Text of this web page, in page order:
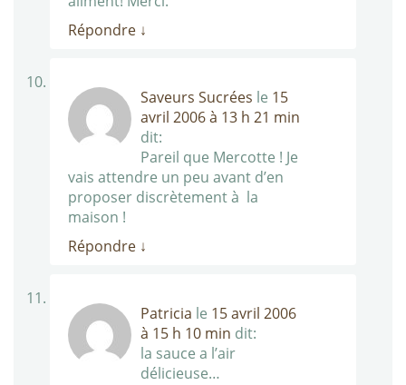
Répondre ↓
Saveurs Sucrées le 15
avril 2006 à 13 h 21 min
dit:
Pareil que Mercotte ! Je
vais attendre un peu avant d’en
proposer discrètement à la
maison !
Répondre ↓
Patricia le 15 avril 2006
à 15 h 10 min dit:
la sauce a l’air
délicieuse…